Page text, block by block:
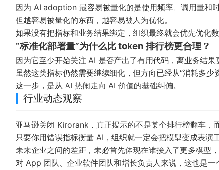
因为 AI adoption 最容易被量化的是使用频率、调用量和
但越容易被量化的东西，越容易被人为优化。
如果没有把指标和业务结果绑定，组织最终就会优先优化
“标准化部署量”为什么比 token 排行榜更合理？
因为它至少开始关注 AI 是否产出了有用代码，离业务结果
虽然这类指标仍然需要继续细化，但方向已经从“消耗多少
这一步，是从 AI 热闹走向 AI 价值的基础纠偏。
行业动态观察
亚马逊关闭 Kirorank，真正揭示的不是某个排行榜翻车，
只要你用错误指标衡量 AI，组织就一定会把模型变成表演
未来企业之间的差距，未必首先体现在谁接入了更多模型
对 App 团队、企业软件团队和增长负责人来说，这也是一